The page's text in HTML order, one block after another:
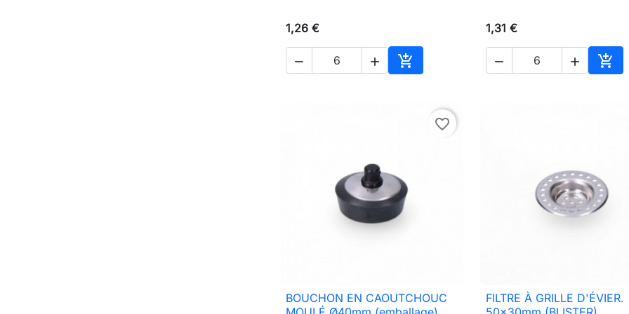
1,26 €
  
Ajouter au panier
1,31 €
  
favorite_border
 Aperçu rapide
BOUCHON EN CAOUTCHOUC
 Aperçu rapide
FILTRE À GRILLE D'ÉVIER.